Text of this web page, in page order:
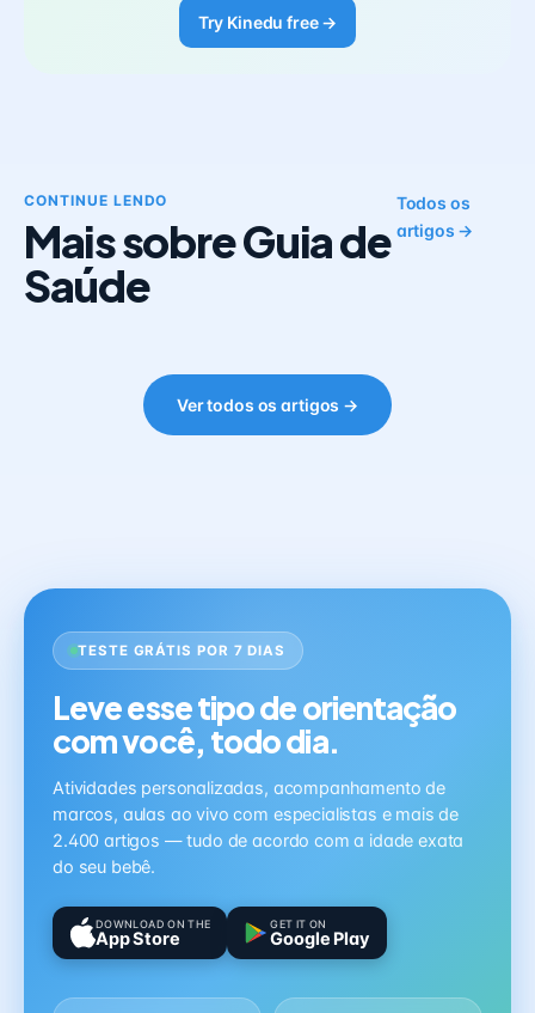
Try Kinedu free →
CONTINUE LENDO
Mais sobre Guia de
Saúde
Todos os
artigos →
Ver todos os artigos →
TESTE GRÁTIS POR 7 DIAS
Leve esse tipo de orientação
com você, todo dia.
Atividades personalizadas, acompanhamento de
marcos, aulas ao vivo com especialistas e mais de
2.400 artigos — tudo de acordo com a idade exata
do seu bebê.
DOWNLOAD ON THE
App Store
GET IT ON
Google Play